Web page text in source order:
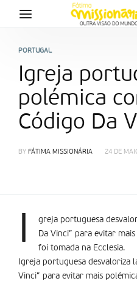
PORTUGAL
Igreja
polémica
Código Da
BY FÁTIMA MISSIONÁRIA 24 DE
I
greja portuguesa
Da Vinci” para evitar
foi tomada na Ecclesia.
Igreja portuguesa desvaloriza
Vinci” para evitar mais